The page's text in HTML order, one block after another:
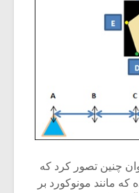
چنین تصور کرد که
مانند مونوکورد بر